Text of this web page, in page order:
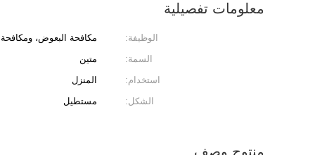
معلومات تفصيلية
الوظيفة: مكافحة البعوض، ومكافحة
السمة:
متين
استخدام:
المنزل
الشكل:
مستطيل
منتوج وصف